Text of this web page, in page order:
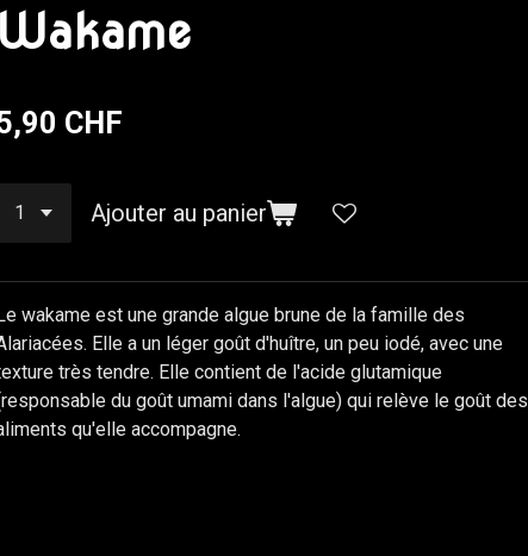
Wakame
CHF
Ajouter au panier
wakame est une grande algue brune de la famille des
Elle a un léger goût d'huître, un peu iodé, avec une
très tendre. Elle contient de l'acide glutamique
du goût umami dans l'algue) qui relève le goût des
qu'elle accompagne.